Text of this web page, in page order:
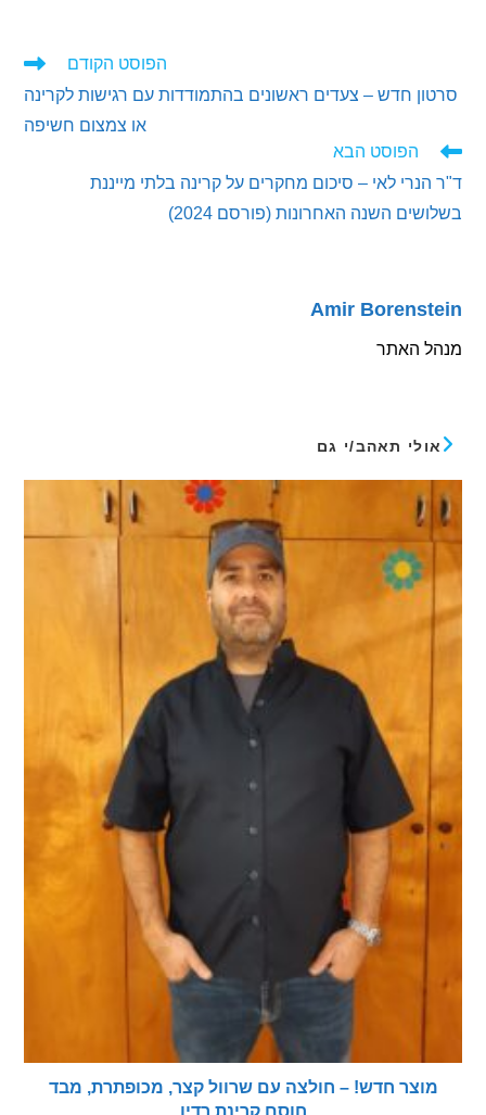
הפוסט הקודם
חדש – צעדים ראשונים בהתמודדות עם רגישות לקרינה
או צמצום חשיפה
הפוסט הבא
לאי – סיכום מחקרים על קרינה בלתי מייננת
השנה האחרונות (פורסם 2024)
Amir
האתר
תאהב/י גם
חדש! – חולצה עם שרוול קצר, מכופתרת, מבד